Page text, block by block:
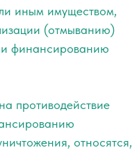
иным имуществом,
(отмыванию)
и финансированию
противодействие
относятся,